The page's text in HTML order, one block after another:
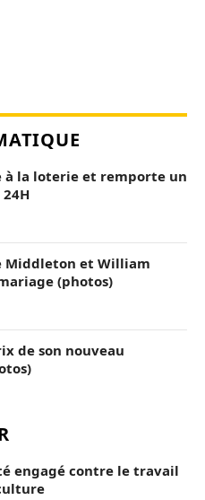
la loterie et remporte un
Middleton et William
(photos)
de son nouveau
engagé contre le travail